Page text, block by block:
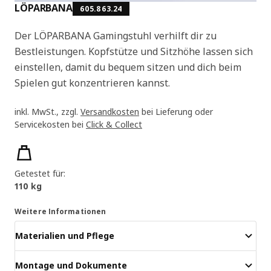
LÖPARBANA 605.863.24
Der LÖPARBANA Gamingstuhl verhilft dir zu
Bestleistungen. Kopfstütze und Sitzhöhe lassen sich
einstellen, damit du bequem sitzen und dich beim
Spielen gut konzentrieren kannst.
inkl. MwSt., zzgl. Versandkosten bei Lieferung oder
Servicekosten bei Click & Collect
Produktmerkmale
Getestet für:
110 kg
Weitere Informationen
Materialien und Pflege
Montage und Dokumente